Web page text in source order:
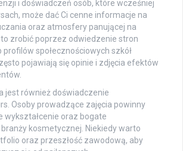
i doświadczeń osób, które wcześniej
może dać Ci cenne informacje na
oraz atmosfery panującej na
zrobić poprzez odwiedzenie stron
społecznościowych szkół
pojawiają się opinie i zdjęcia efektów
jest również doświadczenie
Osoby prowadzące zajęcia powinny
wykształcenie oraz bogate
kosmetycznej. Niekiedy warto
oraz przeszłość zawodową, aby